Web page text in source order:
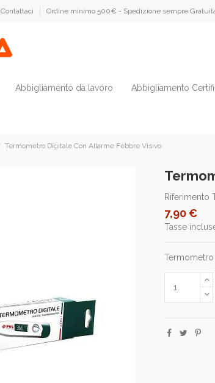
Contattaci Ordine minimo 500€ - Spedizione sempre
Abbigliamento da lavoro Abbigliamento
Termometro Digitale Con Allarme Febbre Visivo
Riferimento
7,90 €
Tasse